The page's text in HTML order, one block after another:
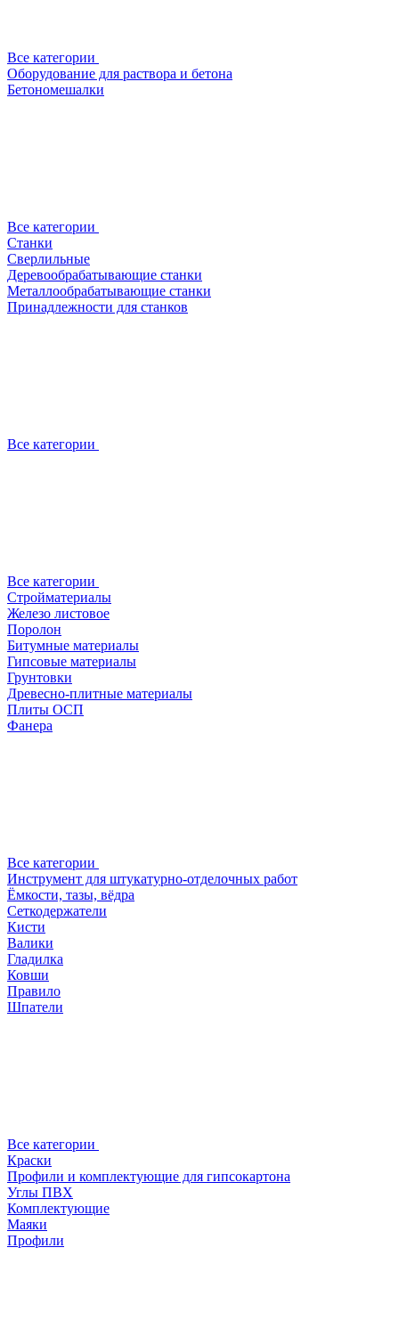
Все категории
Оборудование для раствора и бетона
Бетономешалки
Все категории
Станки
Сверлильные
Деревообрабатывающие станки
Металлообрабатывающие станки
Принадлежности для станков
Все категории
Все категории
Стройматериалы
Железо листовое
Поролон
Битумные материалы
Гипсовые материалы
Грунтовки
Древесно-плитные материалы
Плиты ОСП
Фанера
Все категории
Инструмент для штукатурно-отделочных работ
Ёмкости, тазы, вёдра
Сеткодержатели
Кисти
Валики
Гладилка
Ковши
Правило
Шпатели
Все категории
Краски
Профили и комплектующие для гипсокартона
Углы ПВХ
Комплектующие
Маяки
Профили